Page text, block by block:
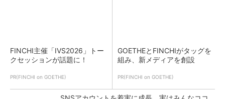
FINCHI主催「IVS2026」トー
クセッションが話題に！
PR(FINCHI on GOETHE)
GOETHEとFINCHIがタッグを
組み、新メディアを創設
PR(FINCHI on GOETHE)